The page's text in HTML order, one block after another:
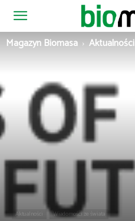
Magazyn
Magazyn Biomasa Aktualności
Aktualności Wiadomości ze świata